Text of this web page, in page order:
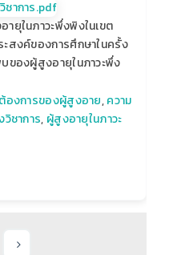
ยุในภาวะพึ่งพิงในเขต
สงค์ของการศึกษาในครั้ง
ของผู้สูงอายุในภาวะพึ่ง
องการของผู้สูงอาย,ความ
วิชาการ, ผู้สูงอายุในภาวะ